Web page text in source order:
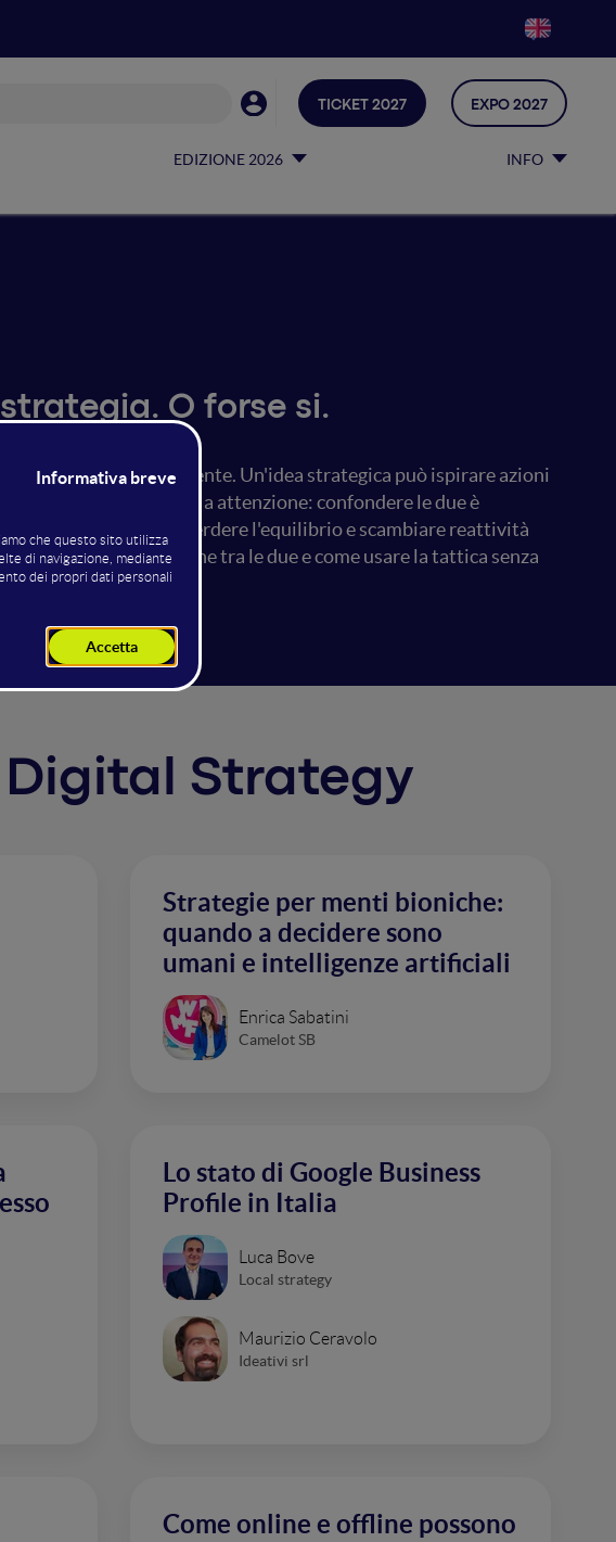
EDIZIONE 2026 INFO
TICKET 2027 EXPO 2027
O forse si.
continuamente. Un'idea strategica può ispirare azioni
visione strategica. Ma attenzione: confondere le due è
rapide, è facile perdere l'equilibrio e scambiare reattività
riconoscere il confine tra le due e come usare la tattica senza
Strategy
Strategie per menti bioniche:
quando a decidere sono
umani e intelligenze artificiali
Enrica Sabatini
Camelot SB
Lo stato di Google Business
Profile in Italia
Luca Bove
Local strategy
Maurizio Ceravolo
Ideativi srl
Come online e offline possono